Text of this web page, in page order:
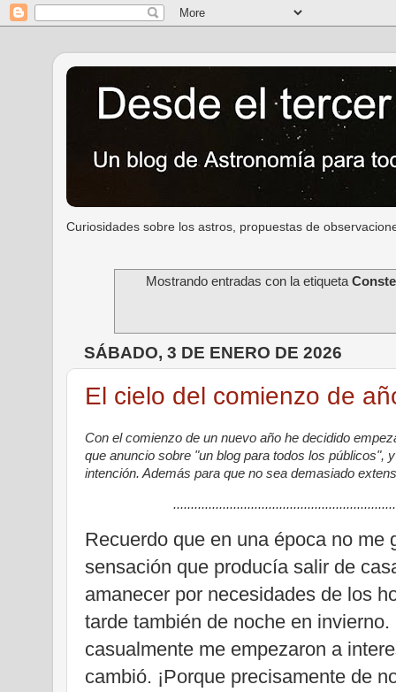
Curiosidades sobre los astros, propuestas de
Mostrando entradas con la etiqueta
SÁBADO, 3 DE ENERO DE 2026
El cielo del comienzo de
Con el comienzo de un nuevo año he decidido
que anuncio sobre "un blog para todos los públicos",
intención. Además para que no sea demasiado
Recuerdo que en una época no me
sensación que producía salir de
amanecer por necesidades de los
tarde también de noche en
casualmente me empezaron a
cambió. ¡Porque precisamente de